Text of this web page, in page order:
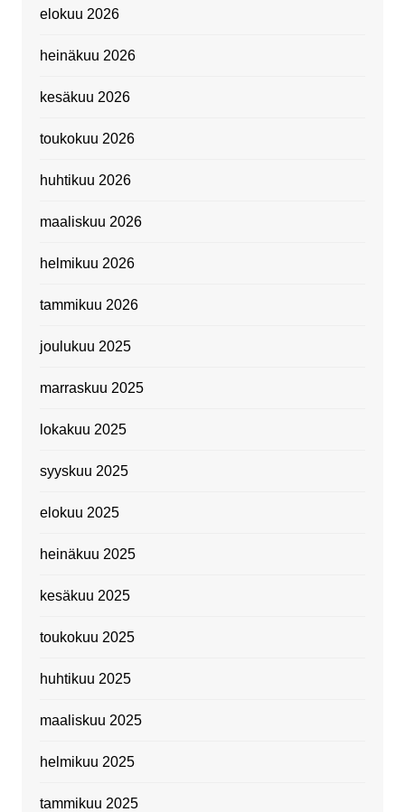
elokuu 2026
heinäkuu 2026
kesäkuu 2026
toukokuu 2026
huhtikuu 2026
maaliskuu 2026
helmikuu 2026
tammikuu 2026
joulukuu 2025
marraskuu 2025
lokakuu 2025
syyskuu 2025
elokuu 2025
heinäkuu 2025
kesäkuu 2025
toukokuu 2025
huhtikuu 2025
maaliskuu 2025
helmikuu 2025
tammikuu 2025